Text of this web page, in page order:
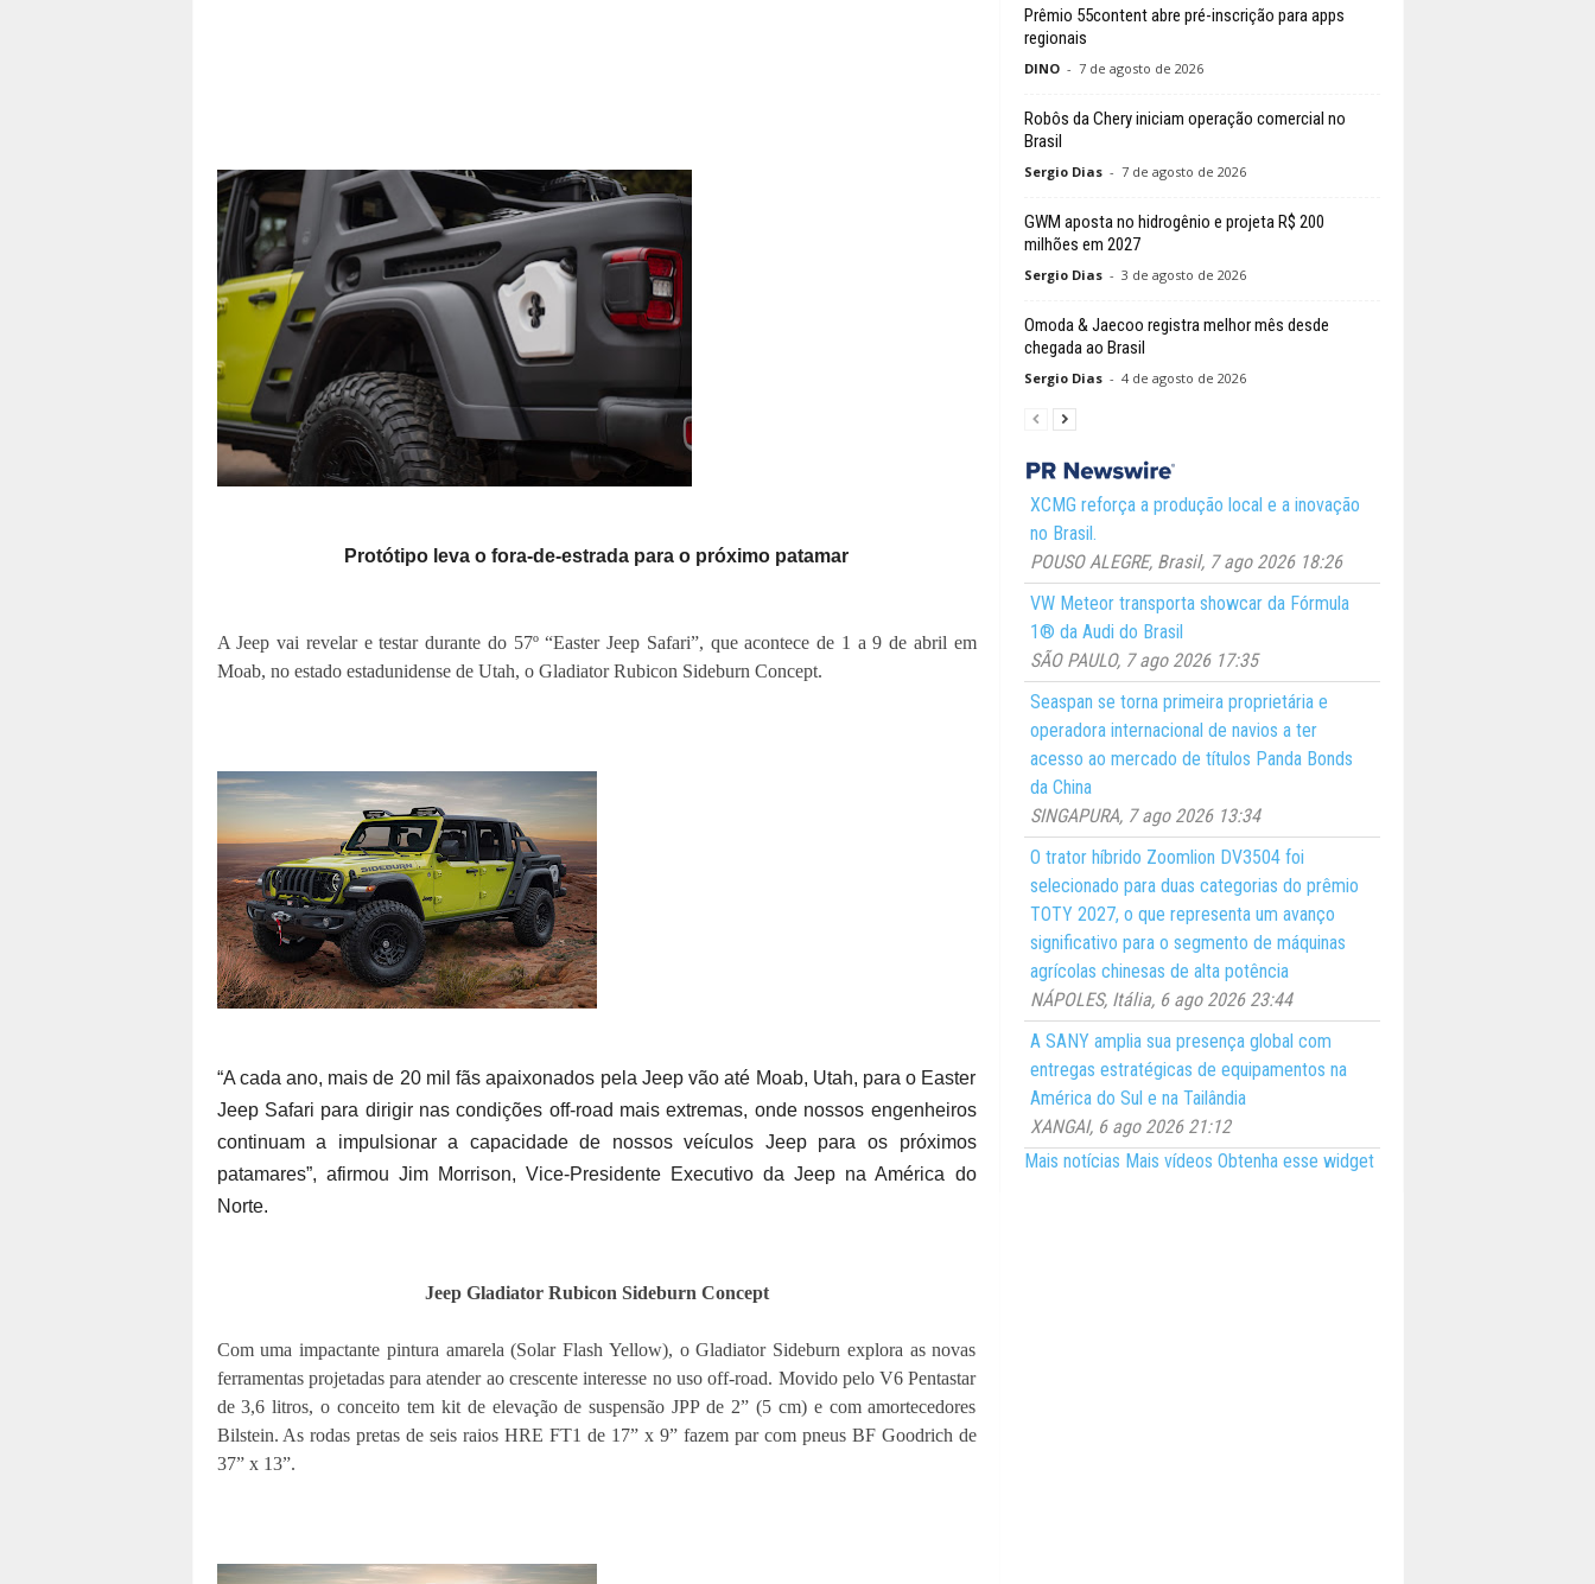
Protótipo leva o fora-de-estrada para o próximo patamar
A Jeep vai revelar e testar durante do 57º “Easter Jeep Safari”, que acontece de 1 a 9 de abril em
Moab, no estado estadunidense de Utah, o Gladiator Rubicon Sideburn Concept.
“A cada ano, mais de 20 mil fãs apaixonados pela Jeep vão até Moab, Utah, para o Easter
Jeep Safari para dirigir nas condições off-road mais extremas, onde nossos engenheiros
continuam a impulsionar a capacidade de nossos veículos Jeep para os próximos
patamares”, afirmou Jim Morrison, Vice-Presidente Executivo da Jeep na América do
Norte.
Jeep Gladiator Rubicon Sideburn Concept
Com uma impactante pintura amarela (Solar Flash Yellow), o Gladiator Sideburn explora as novas
ferramentas projetadas para atender ao crescente interesse no uso off-road. Movido pelo V6 Pentastar
de 3,6 litros, o conceito tem kit de elevação de suspensão JPP de 2” (5 cm) e com amortecedores
Bilstein. As rodas pretas de seis raios HRE FT1 de 17” x 9” fazem par com pneus BF Goodrich de
37” x 13”.
Prêmio 55content abre pré-inscrição para apps
regionais
DINO - 7 de agosto de 2026
Robôs da Chery iniciam operação comercial no
Brasil
Sergio Dias - 7 de agosto de 2026
GWM aposta no hidrogênio e projeta R$ 200
milhões em 2027
Sergio Dias - 3 de agosto de 2026
Omoda & Jaecoo registra melhor mês desde
chegada ao Brasil
Sergio Dias - 4 de agosto de 2026
XCMG reforça a produção local e a inovação
no Brasil.
POUSO ALEGRE, Brasil, 7 ago 2026 18:26
VW Meteor transporta showcar da Fórmula
1® da Audi do Brasil
SÃO PAULO, 7 ago 2026 17:35
Seaspan se torna primeira proprietária e
operadora internacional de navios a ter
acesso ao mercado de títulos Panda Bonds
da China
SINGAPURA, 7 ago 2026 13:34
O trator híbrido Zoomlion DV3504 foi
selecionado para duas categorias do prêmio
TOTY 2027, o que representa um avanço
significativo para o segmento de máquinas
agrícolas chinesas de alta potência
NÁPOLES, Itália, 6 ago 2026 23:44
A SANY amplia sua presença global com
entregas estratégicas de equipamentos na
América do Sul e na Tailândia
XANGAI, 6 ago 2026 21:12
Mais notícias Mais vídeos Obtenha esse widget